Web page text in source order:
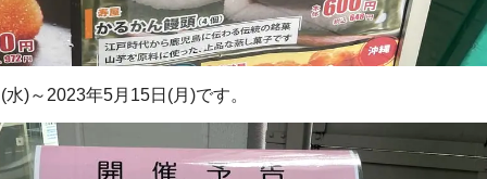
)～2023年5月15日(月)です。